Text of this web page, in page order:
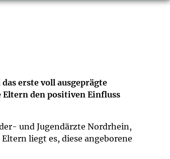
erste voll ausgeprägte
Eltern den positiven Einfluss
und Jugendärzte Nordrhein,
liegt es, diese angeborene